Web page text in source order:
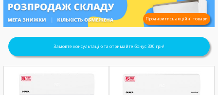
Продивитись акційні товари
Замовте консультацію та отримайте бонус 300 грн!